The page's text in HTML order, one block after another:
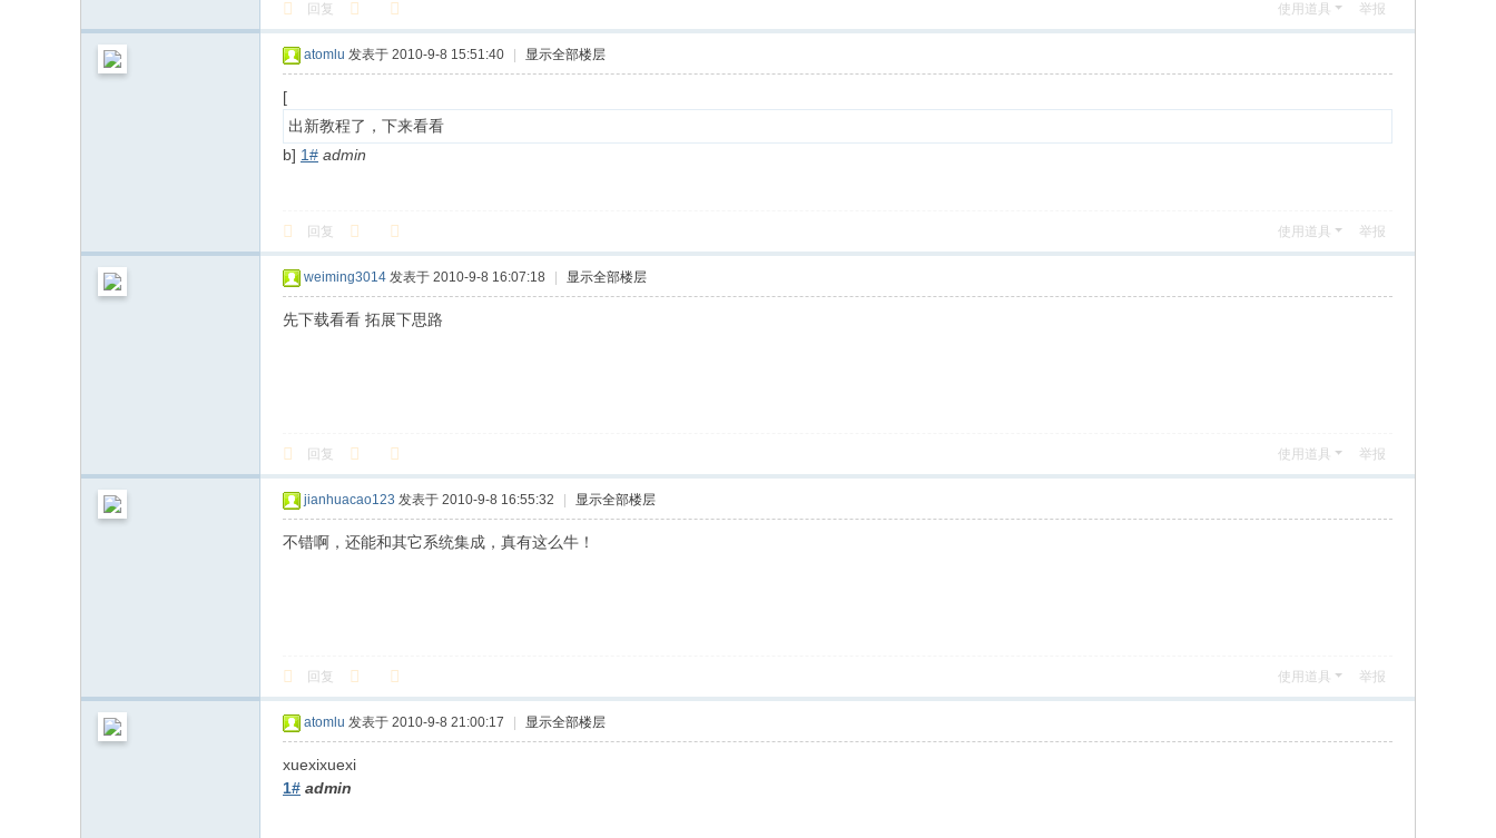
回复 使用道具 举报
atomlu 发表于 2010-9-8 15:51:40 显示全部楼层
[
出新教程了，下来看看
b] 1# admin
回复 使用道具 举报
weiming3014 发表于 2010-9-8 16:07:18 显示全部楼层
先下载看看 拓展下思路
回复 使用道具 举报
jianhuacao123 发表于 2010-9-8 16:55:32 显示全部楼层
不错啊，还能和其它系统集成，真有这么牛！
回复 使用道具 举报
atomlu 发表于 2010-9-8 21:00:17 显示全部楼层
xuexixuexi
1# admin